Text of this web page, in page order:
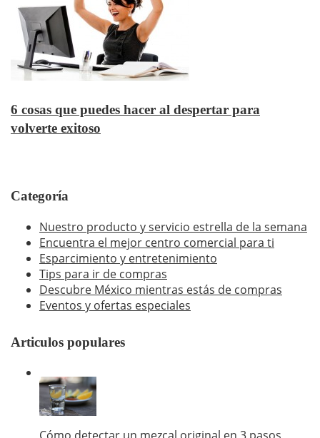
6 cosas que puedes hacer al despertar para
volverte exitoso
Categoría
Nuestro producto y servicio estrella de la semana
Encuentra el mejor centro comercial para ti
Esparcimiento y entretenimiento
Tips para ir de compras
Descubre México mientras estás de compras
Eventos y ofertas especiales
Articulos populares